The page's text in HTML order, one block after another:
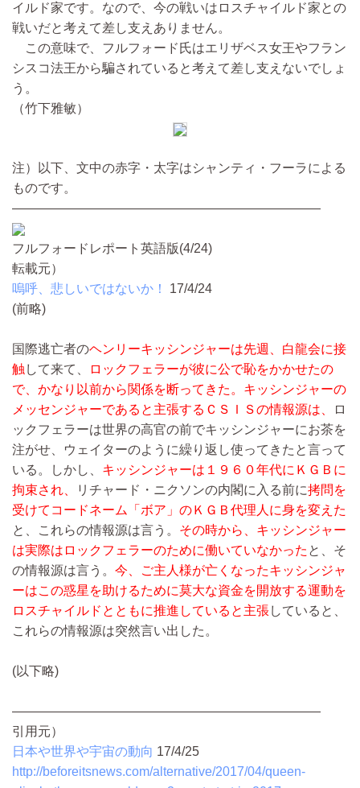
イルド家です。なので、今の戦いはロスチャイルド家との
戦いだと考えて差し支えありません。
この意味で、フルフォード氏はエリザベス女王やフラン
シスコ法王から騙されていると考えて差し支えないでしょ
う。
（竹下雅敏）
注）以下、文中の赤字・太字はシャンティ・フーラによる
ものです。
————————————————————————
フルフォードレポート英語版(4/24)
転載元）
嗚呼、悲しいではないか！
17/4/24
(前略)
国際逃亡者のヘンリーキッシンジャーは先週、白龍会に接
触 して来て、
ロックフェラーが彼に公で恥をかかせたの
で、かなり以前から関係を断ってきた。キッシンジャーの
メッセンジャーであると主張するＣＳＩＳの情報源は、
ロ
ックフェラーは世界の高官の前でキッシンジャーにお茶を
注がせ、ウェイターのように繰り返し使ってきたと言って
いる。しかし、 キッシンジャーは１９６０年代にＫＧＢに
拘束され、
リチャード・ニクソンの内閣に入る前に拷問を
受けてコードネーム「ボア」のＫＧＢ代理人に身を変えた
と、これらの情報源は言う。 その時から、キッシンジャー
は実際はロックフェラーのために働いていなかった と、そ
の情報源は言う。 今、ご主人様が亡くなったキッシンジャ
ーはこの惑星を助けるために莫大な資金を開放する運動を
ロスチャイルドとともに推進していると主張していると、
これらの情報源は突然言い出した。
(以下略)
————————————————————————
引用元）
日本や世界や宇宙の動向 17/4/25
http://beforeitsnews.com/alternative/2017/04/queen-